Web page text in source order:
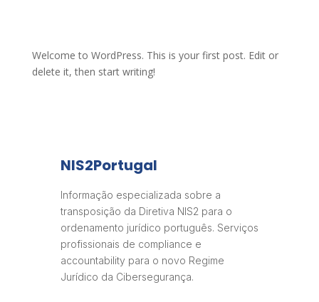
Welcome to WordPress. This is your first post. Edit or
delete it, then start writing!
NIS2Portugal
Informação especializada sobre a
transposição da Diretiva NIS2 para o
ordenamento jurídico português. Serviços
profissionais de compliance e
accountability para o novo Regime
Jurídico da Cibersegurança.